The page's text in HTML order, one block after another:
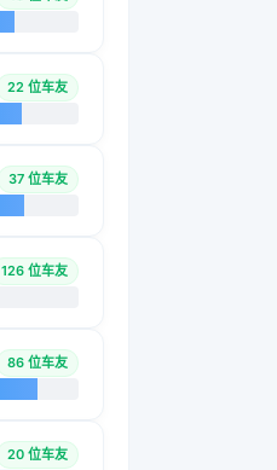
22 位车友
37 位车友
126 位车友
86 位车友
20 位车友